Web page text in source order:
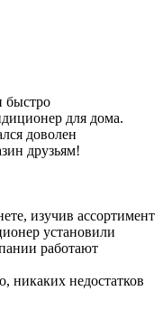
быстро
для дома.
доволен
друзьям!
изучив ассортимент
установили
работают
никаких недостатков